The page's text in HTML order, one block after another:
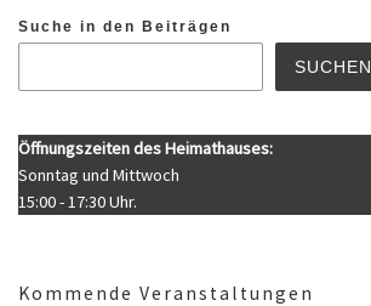
Suche in den Beiträgen
SUCHEN
Öffnungszeiten des Heimathauses:
Sonntag und Mittwoch
15:00 - 17:30 Uhr.
Kommende Veranstaltungen